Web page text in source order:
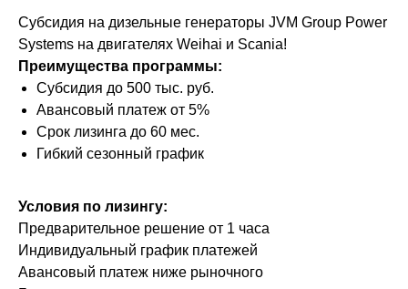
Субсидия на дизельные генераторы JVM Group Power
Systems на двигателях Weihai и Scania!
Преимущества программы:
Субсидия до 500 тыс. руб.
Авансовый платеж от 5%
Срок лизинга до 60 мес.
Гибкий сезонный график
Условия по лизингу:
Предварительное решение от 1 часа
Индивидуальный график платежей
Авансовый платеж ниже рыночного